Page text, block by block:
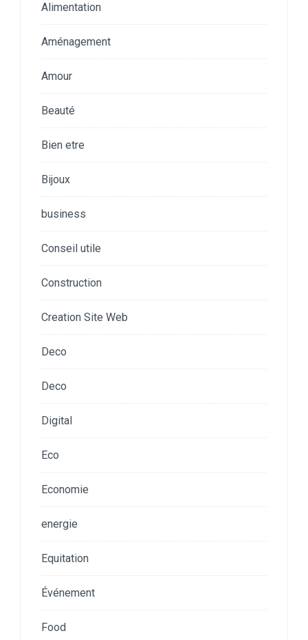
Alimentation
Aménagement
Amour
Beauté
Bien etre
Bijoux
business
Conseil utile
Construction
Creation Site Web
Deco
Deco
Digital
Eco
Economie
energie
Equitation
Événement
Food